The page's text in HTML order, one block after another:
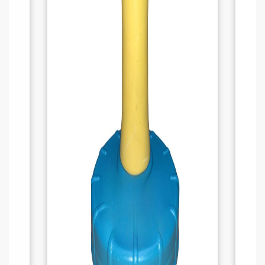
débit constant pour un nourrissage plus
et le design simplifié permettent un
APPLICATIONS RECOMMANDÉES :
Alimentation des veaux
: Parfait pour
administrer du colostrum ou autres
liquides après la naissance.
Pratiques d’élevage: Un outil essentiel